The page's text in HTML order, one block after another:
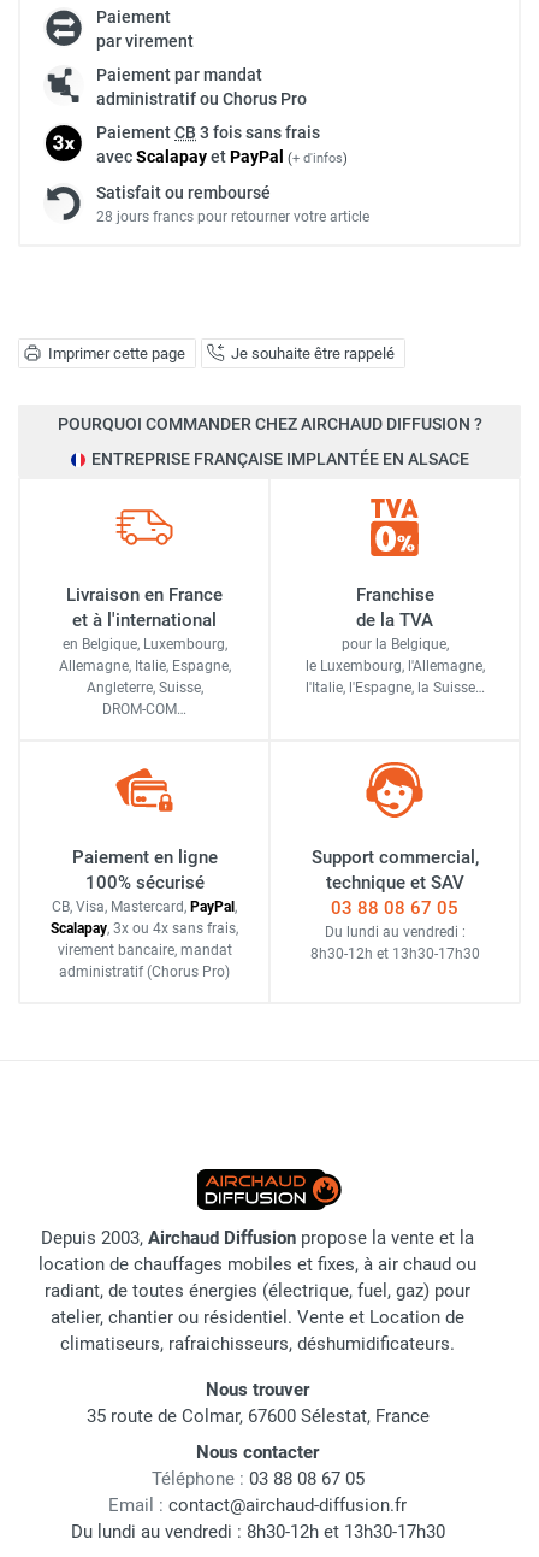
Imprimer cette page Je souhaite être rappelé
Paiement
par virement
Paiement par mandat
administratif ou Chorus Pro
PaiementCB 3 fois sans frais
avecScalapayetPayPal (+ d'infos)
Satisfait ou remboursé
28 jours francs pour retourner votre article
POURQUOI COMMANDER CHEZ AIRCHAUD DIFFUSION ?
ENTREPRISE FRANÇAISE IMPLANTÉE EN ALSACE
Livraison en France
et à l'international
en Belgique, Luxembourg,
Allemagne, Italie, Espagne,
Angleterre, Suisse,
DROM-COM…
Franchise
de la TVA
pour la Belgique,
le Luxembourg, l'Allemagne,
l'Italie, l'Espagne, la Suisse…
Paiement en ligne
100% sécurisé
CB, Visa, Mastercard, PayPal ,
Scalapay, 3x ou 4x sans frais,
virement bancaire, mandat
administratif (Chorus Pro)
Support commercial,
technique et SAV
03 88 08 67 05
Du lundi au vendredi :
8h30-12h et 13h30-17h30
Depuis 2003, Airchaud Diffusion propose la vente et la
location de chauffages mobiles et fixes, à air chaud ou
radiant, de toutes énergies (électrique, fuel, gaz) pour
atelier, chantier ou résidentiel. Vente et Location de
climatiseurs, rafraichisseurs, déshumidificateurs.
Nous trouver
35 route de Colmar, 67600 Sélestat, France
Nous contacter
Téléphone : 03 88 08 67 05
Email : contact@airchaud-diffusion.fr
Du lundi au vendredi : 8h30-12h et 13h30-17h30